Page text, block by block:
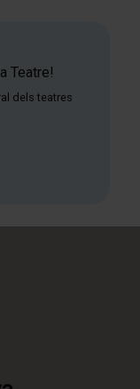
Teatre!
dels teatres